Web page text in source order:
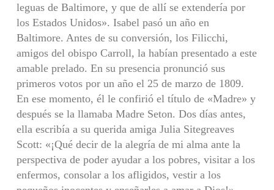
leguas de Baltimore, y que de allí se extendería por
los Estados Unidos». Isabel pasó un año en
Baltimore. Antes de su conversión, los Filicchi,
amigos del obispo Carroll, la habían presentado a este
amable prelado. En su presencia pronunció sus
primeros votos por un año el 25 de marzo de 1809.
En ese momento, él le confirió el título de «Madre» y
después se la llamaba Madre Seton. Dos días antes,
ella escribía a su querida amiga Julia Sitegreaves
Scott: «¡Qué decir de la alegría de mi alma ante la
perspectiva de poder ayudar a los pobres, visitar a los
enfermos, consolar a los afligidos, vestir a los